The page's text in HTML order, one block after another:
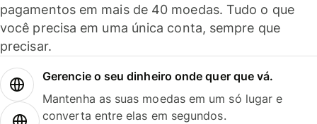
pagamentos em mais de 40 moedas. Tudo o que
você precisa em uma única conta, sempre que
precisar.
Gerencie o seu dinheiro onde quer que vá.
Mantenha as suas moedas em um só lugar e
converta entre elas em segundos.